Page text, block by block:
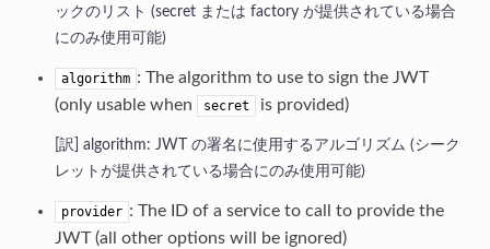
ックのリスト (secret または factory が提供されている場合
にのみ使用可能)
algorithm : The algorithm to use to sign the JWT
(only usable when
secret is provided)
algorithm: JWT の署名に使用するアルゴリズム (シーク
レットが提供されている場合にのみ使用可能)
provider : The ID of a service to call to provide the
JWT (all other options will be ignored)